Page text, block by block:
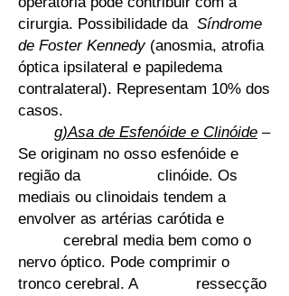
cirurgia. Possibilidade da Síndrome
de Foster Kennedy(anosmia, atrofia
óptica ipsilateral e papiledema
contralateral). Representam 10% dos
casos.
g)Asa de Esfenóide e Clinóide –
Se originam no osso esfenóide e
região da clinóide. Os
mediais ou clinoidais tendem a
envolver as artérias carótida e
cerebral media bem como o
nervo óptico. Pode comprimir o
tronco cerebral. A ressecção